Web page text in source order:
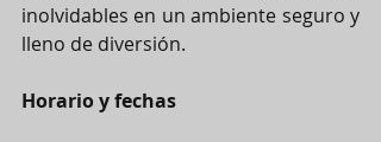
inolvidables en un ambiente seguro y
lleno de diversión.
Horario y fechas